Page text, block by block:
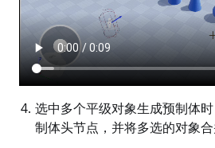
选中多个平级对象生成预制体
制体头节点，并将多选的对象